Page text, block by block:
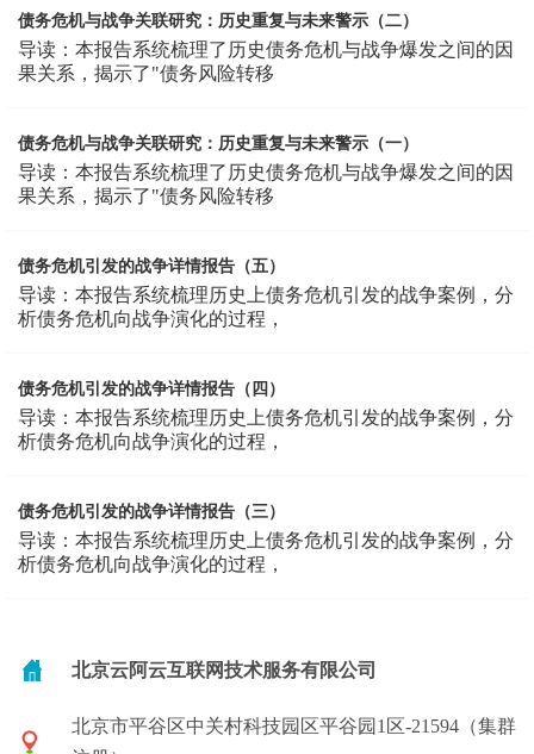
债务危机与战争关联研究：历史重复与未来警示（二）
导读：本报告系统梳理了历史债务危机与战争爆发之间的因
果关系，揭示了"债务风险转移
债务危机与战争关联研究：历史重复与未来警示（一）
导读：本报告系统梳理了历史债务危机与战争爆发之间的因
果关系，揭示了"债务风险转移
债务危机引发的战争详情报告（五）
导读：本报告系统梳理历史上债务危机引发的战争案例，分
析债务危机向战争演化的过程，
债务危机引发的战争详情报告（四）
导读：本报告系统梳理历史上债务危机引发的战争案例，分
析债务危机向战争演化的过程，
债务危机引发的战争详情报告（三）
导读：本报告系统梳理历史上债务危机引发的战争案例，分
析债务危机向战争演化的过程，
北京云阿云互联网技术服务有限公司
北京市平谷区中关村科技园区平谷园1区-21594（集群